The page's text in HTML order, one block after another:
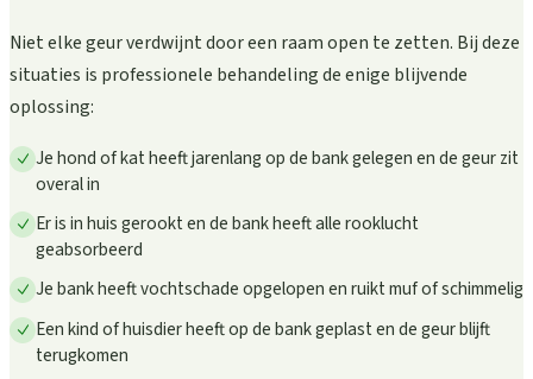
Niet elke geur verdwijnt door een raam open te zetten. Bij deze
situaties is professionele behandeling de enige blijvende
oplossing:
Je hond of kat heeft jarenlang op de bank gelegen en de geur zit
overal in
Er is in huis gerookt en de bank heeft alle rooklucht
geabsorbeerd
Je bank heeft vochtschade opgelopen en ruikt muf of schimmelig
Een kind of huisdier heeft op de bank geplast en de geur blijft
terugkomen